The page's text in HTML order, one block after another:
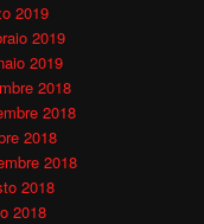
2019
2019
2019
2018
2018
2018
2018
2018
2018